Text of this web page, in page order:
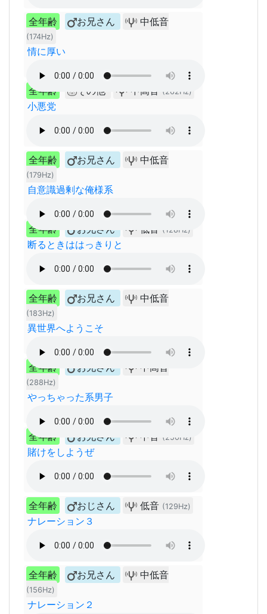
全年齢 お兄さん 中低音
(174Hz)
情に厚い
全年齢 その他 中高音 (262Hz)
小悪党
全年齢 お兄さん 中低音
(179Hz)
自意識過剰な俺様系
全年齢 お兄さん 低音 (128Hz)
断るときははっきりと
全年齢 お兄さん 中低音
(183Hz)
異世界へようこそ
全年齢 お兄さん 中高音
(288Hz)
やっちゃった系男子
全年齢 お兄さん 中音 (250Hz)
賭けをしようぜ
全年齢 おじさん 低音 (129Hz)
ナレーション３
全年齢 お兄さん 中低音
(156Hz)
ナレーション２